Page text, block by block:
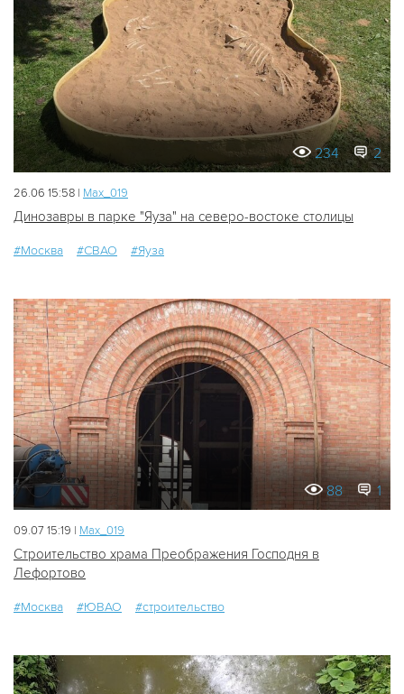
234 2
26.06 15:58 | Мах_019
Динозавры в парке "Яуза" на северо-востоке столицы
#Москва #СВАО #Яуза
88 1
09.07 15:19 | Мах_019
Строительство храма Преображения Господня в
Лефортово
#Москва #ЮВАО #строительство